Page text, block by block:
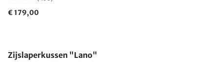
€ 179,00
Zijslaperkussen "Lano"